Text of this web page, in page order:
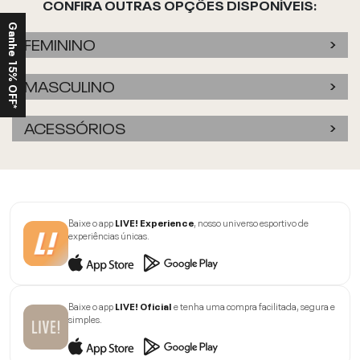
CONFIRA OUTRAS OPÇÕES DISPONÍVEIS:
FEMININO
MASCULINO
ACESSÓRIOS
Baixe o appLIVE! Experience, nosso universo esportivo de
experiências únicas.
Baixe o appLIVE! Oficiale tenha uma compra facilitada, segura e
simples.
Ganhe 15% OFF*